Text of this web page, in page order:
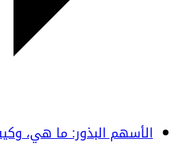
الأسهم البذور: ما هي،